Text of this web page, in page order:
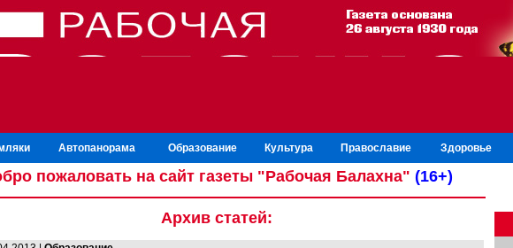
Автопанорама Образование Культура Православие Здоровье
пожаловать на сайт газеты "Рабочая Балахна" (16+)
Архив статей: